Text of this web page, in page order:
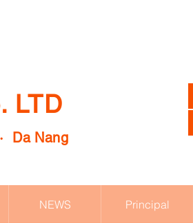
LTD
Da Nang
NEWS Principal